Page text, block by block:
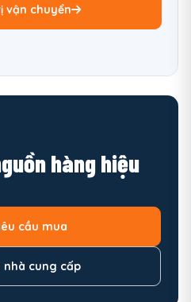
vận chuyển
hàng hiệu
cầu mua
nhà cung cấp